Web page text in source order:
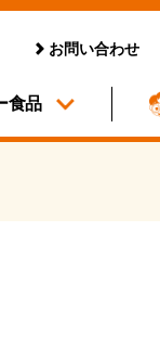
お問い合わせ
食品